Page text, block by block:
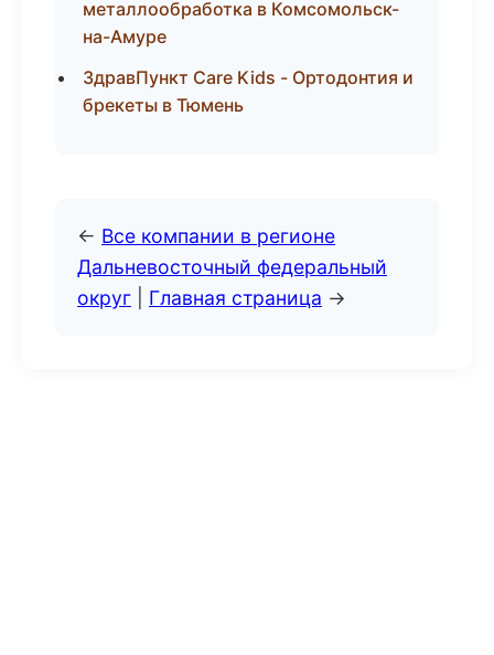
металлообработка в Комсомольск-
на-Амуре
ЗдравПункт Care Kids - Ортодонтия и
брекеты в Тюмень
← Все компании в регионе
Дальневосточный федеральный
округ
Главная страница →